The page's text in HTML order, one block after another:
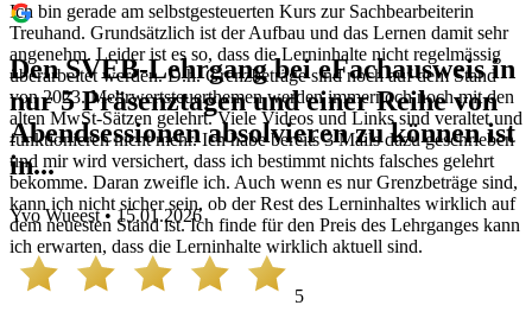
Ich bin gerade am selbstgesteuerten Kurs zur Sachbearbeiterin
Treuhand. Grundsätzlich ist der Aufbau und das Lernen damit sehr
angenehm. Leider ist es so, dass die Lerninhalte nicht regelmässig
überarbeitet werden. D.h. Grenzbeträge sind noch auf dem Stand
von 2023. Mehrwertsteuerthemen werden immernoch noch mit den
alten MwSt-Sätzen gelehrt. Viele Videos und Links sind veraltet und
funktionieren nicht mehr. Ich habe bereits 3 Mails dazu geschrieben
und mir wird versichert, dass ich bestimmt nichts falsches gelehrt
bekomme. Daran zweifle ich. Auch wenn es nur Grenzbeträge sind,
kann ich nicht sicher sein, ob der Rest des Lerninhaltes wirklich auf
dem neuesten Stand ist. Ich finde für den Preis des Lehrganges kann
ich erwarten, dass die Lerninhalte wirklich aktuell sind.
Den SVEB-Lehrgang bei eFachausweis in
nur 5 Präsenztagen und einer Reihe von
Abendsessionen absolvieren zu können ist
in...
Yvo Wueest • 15.01.2026
5